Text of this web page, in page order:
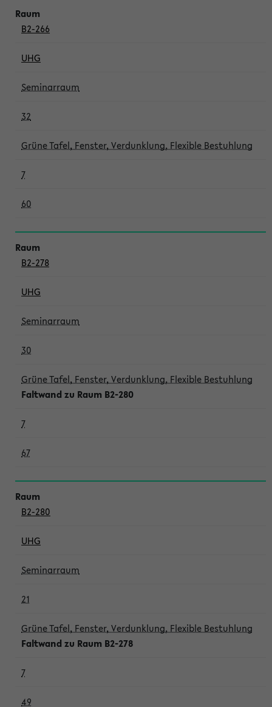
B2-266
UHG
Seminarraum
32
Grüne Tafel, Fenster, Verdunklung, Flexible Bestuhlung
7
60
B2-278
UHG
Seminarraum
30
Grüne Tafel, Fenster, Verdunklung, Flexible Bestuhlung
Faltwand zu Raum B2-280
7
67
B2-280
UHG
Seminarraum
21
Grüne Tafel, Fenster, Verdunklung, Flexible Bestuhlung
Faltwand zu Raum B2-278
7
49